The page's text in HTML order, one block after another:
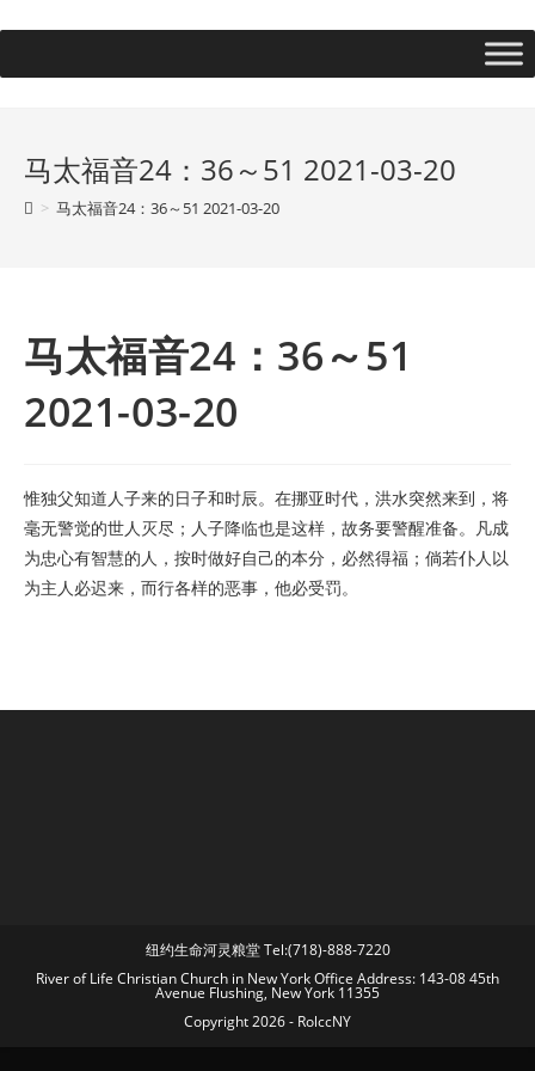
马太福音24：36～51 2021-03-20
> 马太福音24：36～51 2021-03-20
马太福音24：36～51
2021-03-20
惟独父知道人子来的日子和时辰。在挪亚时代，洪水突然来到，将
毫无警觉的世人灭尽；人子降临也是这样，故务要警醒准备。凡成
为忠心有智慧的人，按时做好自己的本分，必然得福；倘若仆人以
为主人必迟来，而行各样的恶事，他必受罚。
纽约生命河灵粮堂 Tel:(718)-888-7220
River of Life Christian Church in New York Office Address: 143-08 45th
Avenue Flushing, New York 11355
Copyright 2026 - RolccNY